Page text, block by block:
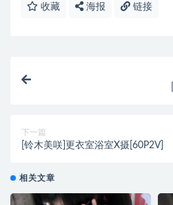
收藏 海报 链接
下一篇
[铃木美咲]更衣室浴室X摄[60P2V]
相关文章